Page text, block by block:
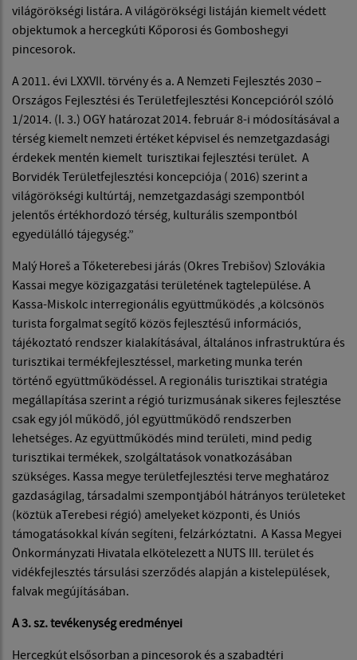
világörökségi listára. A világörökségi listáján kiemelt védett
objektumok a hercegkúti Kőporosi és Gomboshegyi
pincesorok.
A 2011. évi LXXVII. törvény és a. A Nemzeti Fejlesztés 2030 –
Országos Fejlesztési és Területfejlesztési Koncepcióról szóló
1/2014. (I. 3.) OGY határozat 2014. február 8-i módosításával a
térség kiemelt nemzeti értéket képvisel és nemzetgazdasági
érdekek mentén kiemelt turisztikai fejlesztési terület. A
Borvidék Területfejlesztési koncepciója ( 2016) szerint a
világörökségi kultúrtáj, nemzetgazdasági szempontból
jelentős értékhordozó térség, kulturális szempontból
egyedülálló tájegység.”
Malý Horeš a Tőketerebesi járás (Okres Trebišov) Szlovákia
Kassai megye közigazgatási területének tagtelepülése. A
Kassa-Miskolc interregionális együttműködés ,a kölcsönös
turista forgalmat segítő közös fejlesztésű információs,
tájékoztató rendszer kialakításával, általános infrastruktúra és
turisztikai termékfejlesztéssel, marketing munka terén
történő együttműködéssel. A regionális turisztikai stratégia
megállapítása szerint a régió turizmusának sikeres fejlesztése
csak egy jól működő, jól együttműködő rendszerben
lehetséges. Az együttműködés mind területi, mind pedig
turisztikai termékek, szolgáltatások vonatkozásában
szükséges. Kassa megye területfejlesztési terve meghatároz
gazdaságilag, társadalmi szempontjából hátrányos területeket
(köztük aTerebesi régió) amelyeket központi, és Uniós
támogatásokkal kíván segíteni, felzárkóztatni. A Kassa Megyei
Önkormányzati Hivatala elkötelezett a NUTS III. terület és
vidékfejlesztés társulási szerződés alapján a kistelepülések,
falvak megújításában.
A 3. sz. tevékenység eredményei
Hercegkút elsősorban a pincesorok és a szabadtéri